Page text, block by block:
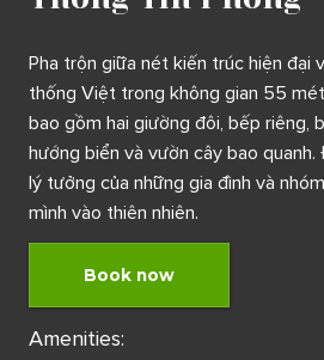
Pha trộn giữa nét kiến trúc hiện đại
thống Việt trong không gian 55
bao gồm hai giường đôi, bếp riêng,
hướng biển và vườn cây bao
lý tưởng của những gia đình và
mình vào thiên nhiên.
Book now
Amenities: